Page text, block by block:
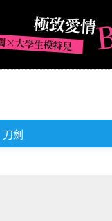
刀劍